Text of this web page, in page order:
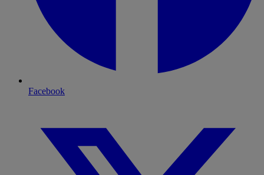
Facebook